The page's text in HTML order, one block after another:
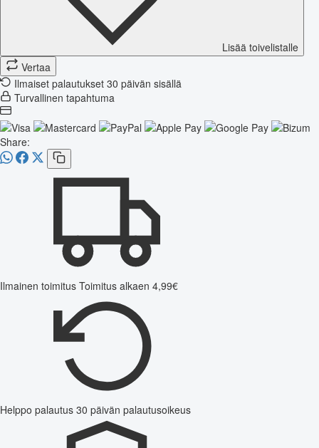
Lisää toivelistalle
Vertaa
Ilmaiset palautukset 30 päivän sisällä
Turvallinen tapahtuma
Share:
Ilmainen toimitus Toimitus alkaen 4,99€
Helppo palautus 30 päivän palautusoikeus